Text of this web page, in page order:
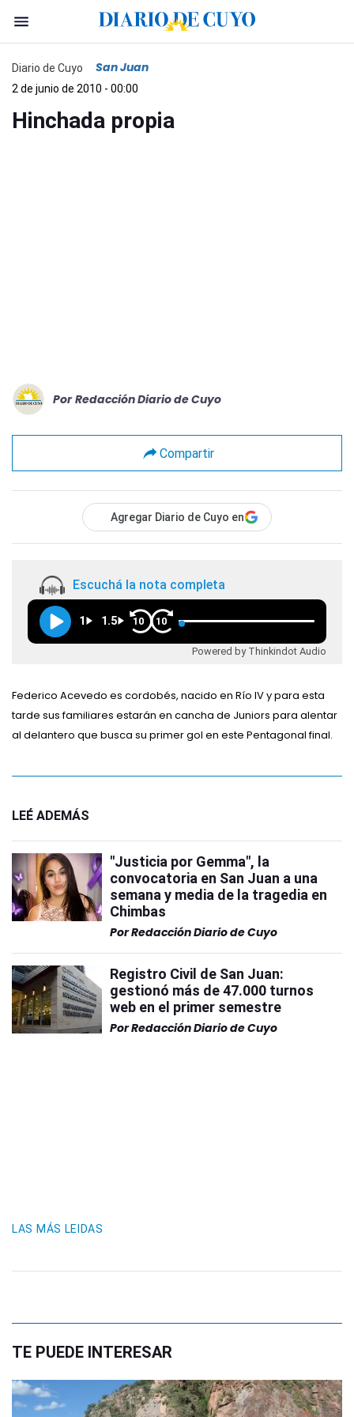
Diario de Cuyo San Juan
2 de junio de 2010 - 00:00
Hinchada propia
Por Redacción Diario de Cuyo
Compartir
Agregar Diario de Cuyo en
Escuchá la nota completa
1 1.5 10 10
Powered by Thinkindot Audio
Federico Acevedo es cordobés, nacido en Río IV y para esta
tarde sus familiares estarán en cancha de Juniors para alentar
al delantero que busca su primer gol en este Pentagonal final.
LEÉ ADEMÁS
"Justicia por Gemma", la
convocatoria en San Juan a una
semana y media de la tragedia en
Chimbas
PorRedacción Diario de Cuyo
Registro Civil de San Juan:
gestionó más de 47.000 turnos
web en el primer semestre
PorRedacción Diario de Cuyo
LAS MÁS LEIDAS
TE PUEDE INTERESAR